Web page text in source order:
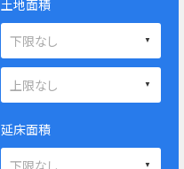
土地面積
延床面積